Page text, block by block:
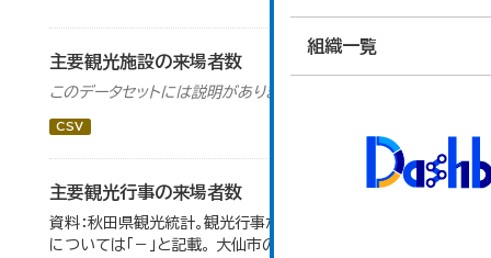
組織一覧
主要観光施設の来場者数
このデータセットには説明がありません
CSV
主要観光行事の来場者数
資料：秋田県観光統計。観光行事が開催されなかったもの
については「－」と記載。 大仙市の統計「15-1 主要観光行